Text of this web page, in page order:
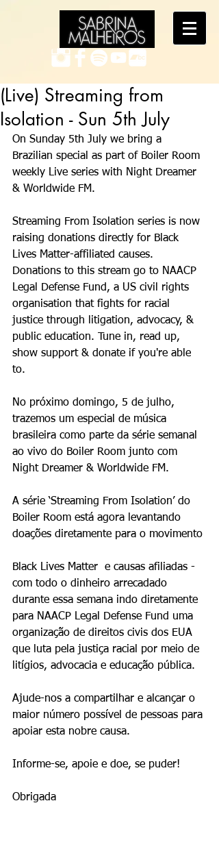
(Live) Streaming from
Isolation - Sun 5th July
On Sunday 5th July we bring a
Brazilian special as part of Boiler Room
weekly Live series with Night Dreamer
& Worldwide FM.
Streaming From Isolation series is now
raising donations directly for Black
Lives Matter-affiliated causes.
Donations to this stream go to NAACP
Legal Defense Fund, a US civil rights
organisation that fights for racial
justice through litigation, advocacy, &
public education. Tune in, read up,
show support & donate if you're able
to.
No próximo domingo, 5 de julho,
trazemos um especial de música
brasileira como parte da série semanal
ao vivo do Boiler Room junto com
Night Dreamer & Worldwide FM.
A série ‘Streaming From Isolation’ do
Boiler Room está agora levantando
doações diretamente para o movimento
Black Lives Matter  e causas afiliadas -
com todo o dinheiro arrecadado
durante essa semana indo diretamente
para NAACP Legal Defense Fund uma
organização de direitos civis dos EUA
que luta pela justiça racial por meio de
litígios, advocacia e educação pública.
Ajude-nos a compartilhar e alcançar o
maior número possível de pessoas para
apoiar esta nobre causa.
Informe-se, apoie e doe, se puder!
Obrigada